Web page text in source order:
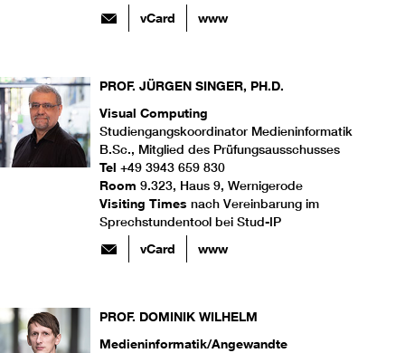
vCard www
PROF. JÜRGEN SINGER, PH.D.
Visual Computing
Studiengangskoordinator Medieninformatik
B.Sc., Mitglied des Prüfungsausschusses
Tel +49 3943 659 830
Room 9.323, Haus 9, Wernigerode
Visiting Times nach Vereinbarung im
Sprechstundentool bei Stud-IP
vCard www
PROF. DOMINIK WILHELM
Medieninformatik/Angewandte